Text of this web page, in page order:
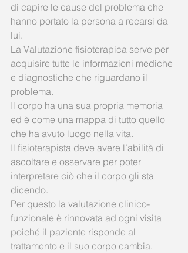
di capire le cause del problema che
hanno portato la persona a recarsi da
lui.
La Valutazione fisioterapica serve per
acquisire tutte le informazioni mediche
e diagnostiche che riguardano il
problema.
Il corpo ha una sua propria memoria
ed è come una mappa di tutto quello
che ha avuto luogo nella vita.
Il fisioterapista deve avere l’abilità di
ascoltare e osservare per poter
interpretare ciò che il corpo gli sta
dicendo.
Per questo la valutazione clinico-
funzionale è rinnovata ad ogni visita
poiché il paziente risponde al
trattamento e il suo corpo cambia.